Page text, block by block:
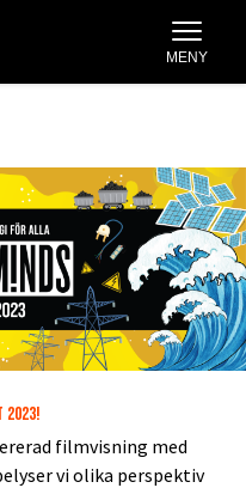
MENY
2023!
filmvisning med
vi olika perspektiv